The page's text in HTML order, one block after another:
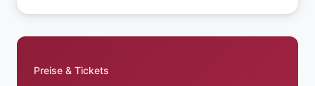
Preise & Tickets